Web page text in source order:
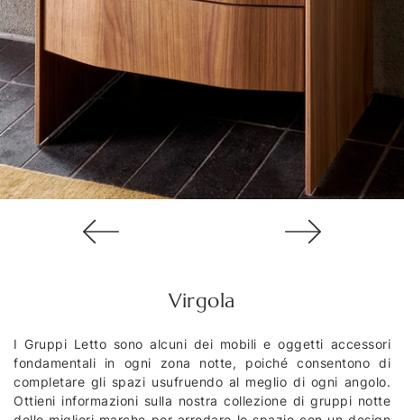
Virgola
I Gruppi Letto sono alcuni dei mobili e oggetti accessori
fondamentali in ogni zona notte, poiché consentono di
completare gli spazi usufruendo al meglio di ogni angolo.
Ottieni informazioni sulla nostra collezione di gruppi notte